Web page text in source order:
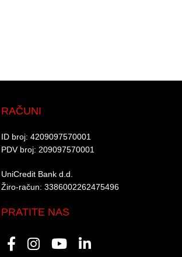
RAČUNI
ID broj: 4209097570001​
PDV broj: 209097570001 ​
UniCredit Bank d.d.​
Žiro-račun: 3386002262475496​​
PRATITE NAS